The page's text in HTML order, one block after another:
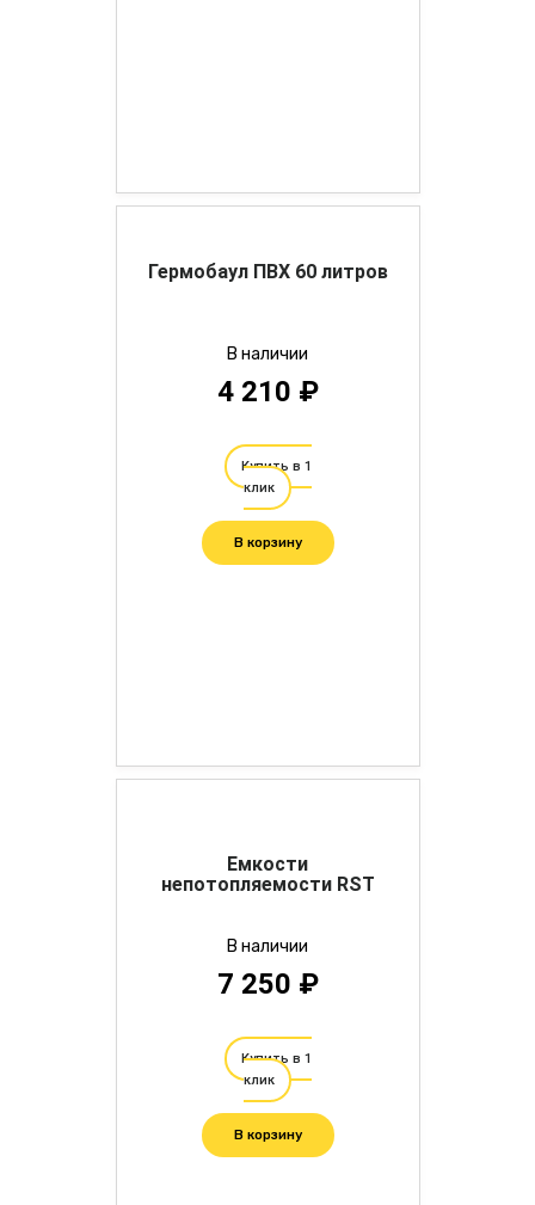
Гермобаул ПВХ 60 литров
В наличии
4 210 ₽
Купить в 1
клик
В корзину
Емкости
непотопляемости RST
В наличии
7 250 ₽
Купить в 1
клик
В корзину